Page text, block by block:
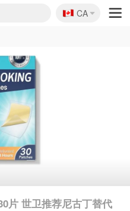
🇨🇦
CA
片 世卫推荐尼古丁替代